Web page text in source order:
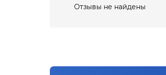
Отзывы не найдены